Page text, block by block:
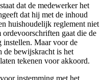
dat de medewerker het
dat hij met de inhoud
huishoudelijk reglement niet
gaat die de
instellen. Maar voor de
de bewijskracht is het
tekenen voor akkoord.
instemming met het